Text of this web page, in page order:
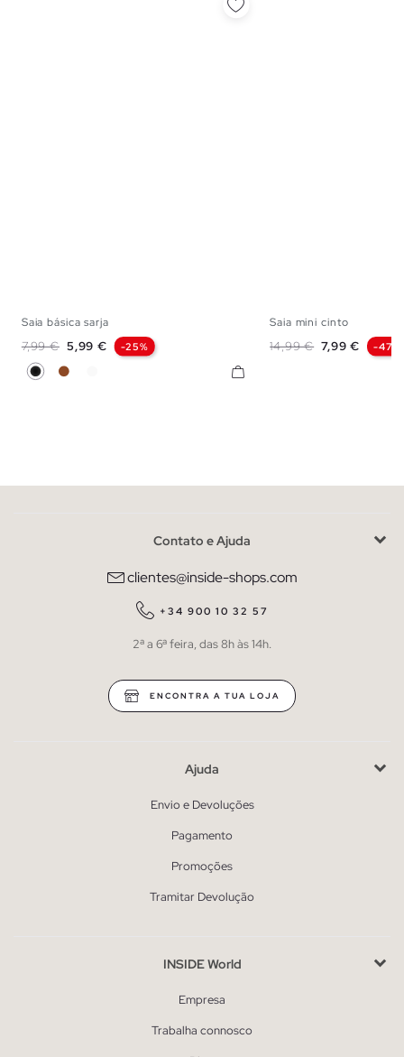
36
Saia básica sarja
Preço normal
7,99 € Preço
5,99 € -25%
PretoMarromBranco
Saia mini cinto
Preço normal
14,99 € Preço
7,99 € -47%
Contato e Ajuda
clientes@inside-shops.com
+34 900 10 32 57
2ª a 6ª feira, das 8h às 14h.
ENCONTRA A TUA LOJA
Ajuda
Envio e Devoluções
Pagamento
Promoções
Tramitar Devolução
INSIDE World
Empresa
Trabalha connosco